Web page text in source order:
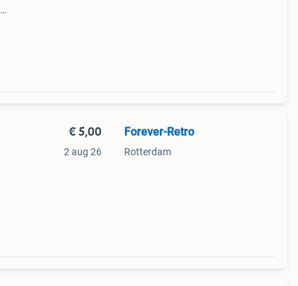
€ 5,00
2 aug 26
Forever-Retro
Rotterdam